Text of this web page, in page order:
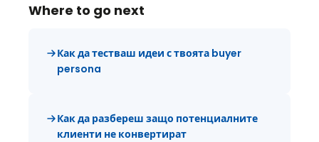
Where to go next
Как да тестваш идеи с твоята buyer
persona
Как да разбереш защо потенциалните
клиенти не конвертират